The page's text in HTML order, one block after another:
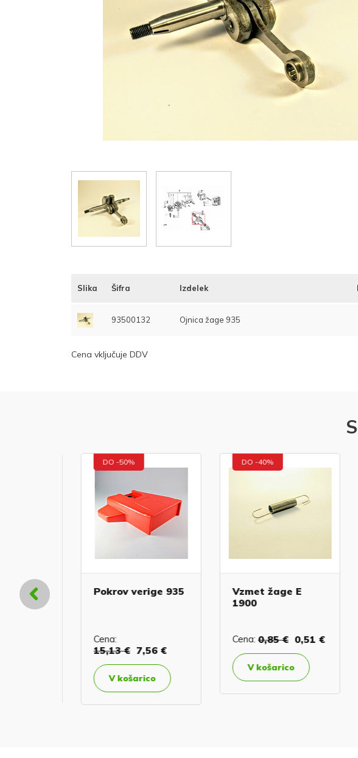
Slika Šifra Izdelek
93500132 Ojnica žage 935
Cena vključuje DDV
DO -50%
Pokrov verige 935
Cena:
15,13 € 7,56 €
V košarico
DO -40%
Vzmet žage E
1900
Cena: 0,85 € 0,51 €
V košarico